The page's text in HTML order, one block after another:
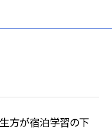
方が宿泊学習の下